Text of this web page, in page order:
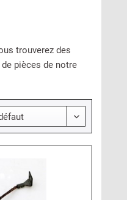
trouverez des
pièces de notre